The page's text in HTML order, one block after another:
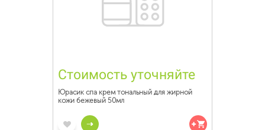
Стоимость уточняйте
Юрасик спа крем тональный для жирной
кожи бежевый 50мл